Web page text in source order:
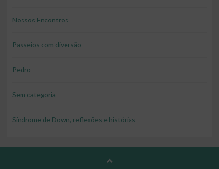
Nossos Encontros
Passeios com diversão
Pedro
Sem categoria
Síndrome de Down, reflexões e histórias